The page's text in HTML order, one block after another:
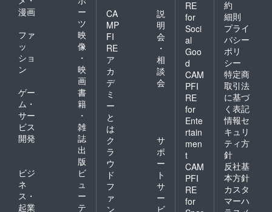
漫画
ー
ツ
ファ
ッ
ショ
ン
映
像
・
映
画
ゲー
ム・
サー
ビス
開発
書
籍
・
雑
誌
出
版
ビジ
ネ
ス・
起業
ビ
ュ
ー
テ
CA
MP
FI
RE
ア
カ
デ
ミ
ー
と
は
説
明
会
・
相
談
会
ク
ラ
ウ
ド
フ
ァ
ン
サ
ポ
ー
ト
サ
ー
ビ
RE
for
Soci
al
Goo
d
CAM
PFI
RE
for
Ente
rtain
men
t
CAM
PFI
RE
for
約
細則
プライ
バシー
ポリ
シー
特定商
取引法
に基づ
く表記
情報セ
キュリ
ティ方
針
反社基
本方針
カスタ
マーハ